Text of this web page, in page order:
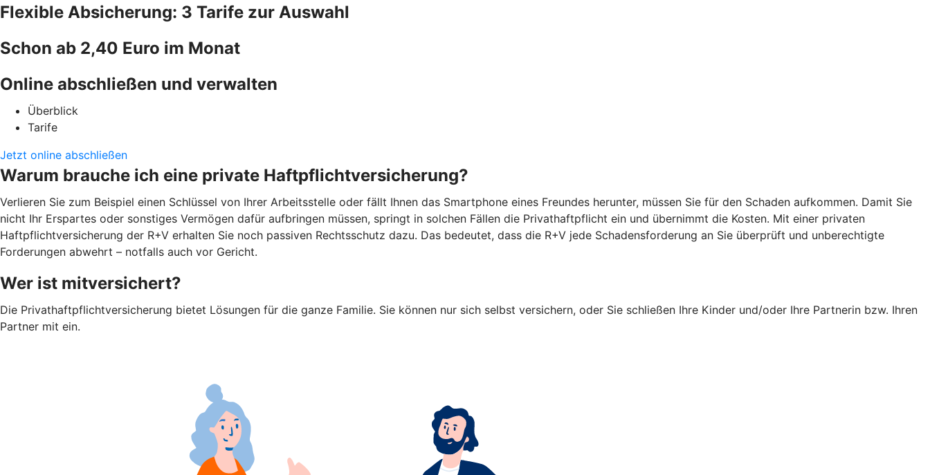
Flexible Absicherung: 3 Tarife zur Auswahl
Schon ab 2,40 Euro im Monat
Online abschließen und verwalten
Überblick
Tarife
Jetzt online abschließen
Warum brauche ich eine private Haftpflichtversicherung?
Verlieren Sie zum Beispiel einen Schlüssel von Ihrer Arbeitsstelle oder fällt Ihnen das Smartphone eines Freundes herunter, müssen Sie für den Schaden aufkommen. Damit Sie
nicht Ihr Erspartes oder sonstiges Vermögen dafür aufbringen müssen, springt in solchen Fällen die Privathaftpflicht ein und übernimmt die Kosten. Mit einer privaten
Haftpflichtversicherung der R+V erhalten Sie noch passiven Rechtsschutz dazu. Das bedeutet, dass die R+V jede Schadensforderung an Sie überprüft und unberechtigte
Forderungen abwehrt – notfalls auch vor Gericht.
Wer ist mitversichert?
Die Privathaftpflichtversicherung bietet Lösungen für die ganze Familie. Sie können nur sich selbst versichern, oder Sie schließen Ihre Kinder und/oder Ihre Partnerin bzw. Ihren
Partner mit ein.